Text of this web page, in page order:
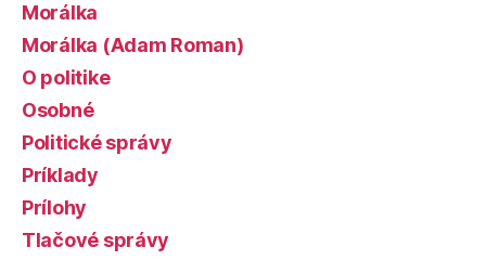
Morálka
Morálka (Adam Roman)
O politike
Osobné
Politické správy
Príklady
Prílohy
Tlačové správy